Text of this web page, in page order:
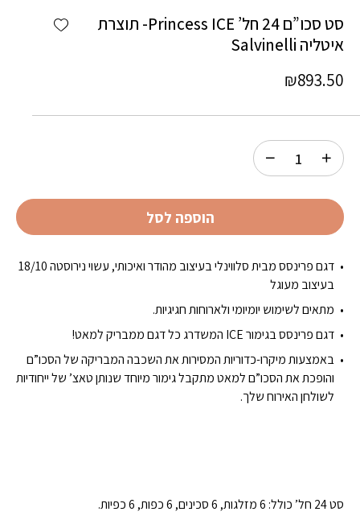
wishlist
סט סכו”ם 24 חל’ Princess ICE- תוצרת
איטליה Salvinelli
₪893.50
דגם פרינסס מבית סלווינלי בעיצוב מהודר ואיכותי, עשוי נירוסטה 18/10
בעיצוב מעוגל
מתאים לשימוש יומיומי ולארוחות חגיגיות.
דגם פרינסס בגימור ICE המשדרג כל דגם ממבריק למאט!
באמצעות מיקרו-כדוריות המסירות את השכבה המבריקה של הסכו”ם
והופכת את הסכו”ם למאט מתקבל גימור מיוחד שנותן טאצ’ של ייחודיות
לשולחן האירוח שלך.
סט 24 חל’ כולל: 6 מזלגות, 6 סכינים, 6 כפות, 6 כפיות.
הוספה לסל